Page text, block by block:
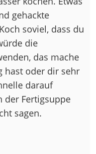
gehackte
soviel, dass du
die
das mache
hast oder dir sehr
darauf
der Fertigsuppe
sagen.